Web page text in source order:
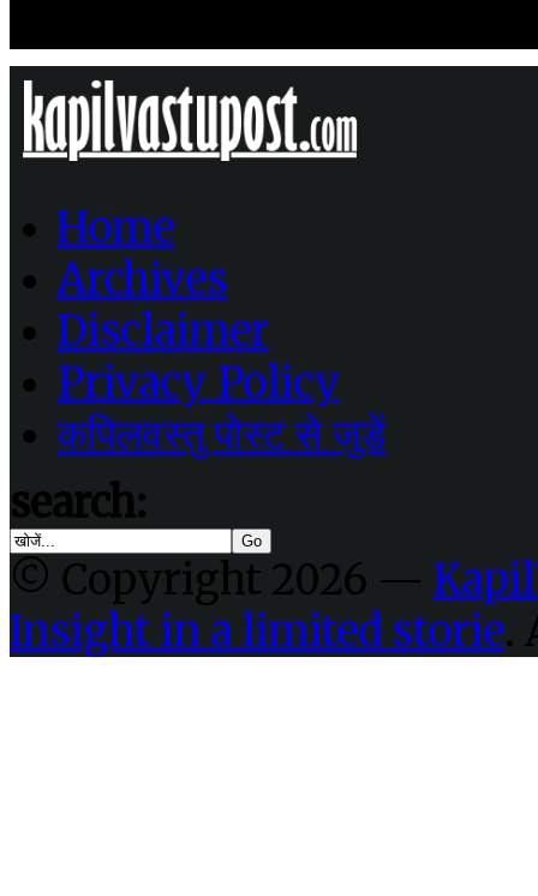
Home
Archives
Disclaimer
Privacy Policy
कपिलवस्तु पोस्ट से जुडें
search:
© Copyright 2026 —
Insight in a limited storie.